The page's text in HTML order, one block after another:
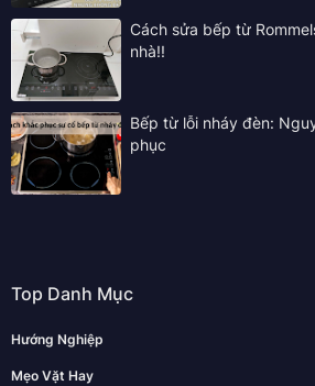
Cách sửa bếp từ
nhà!!
Bếp từ lỗi nháy đèn:
phục
Top Danh Mục
Hướng Nghiệp
Mẹo Vặt Hay